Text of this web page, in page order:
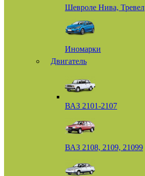
Шевроле Нива, Тревел
Иномарки
Двигатель
ВАЗ 2101-2107
ВАЗ 2108, 2109, 21099